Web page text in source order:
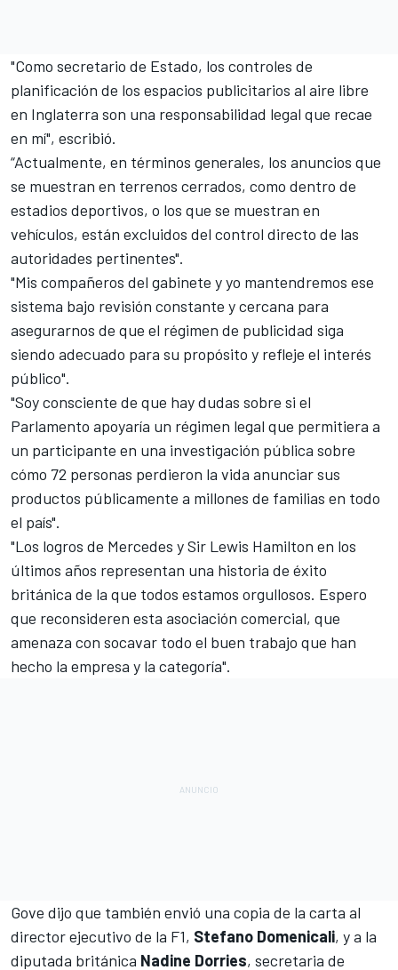
"Como secretario de Estado, los controles de
planificación de los espacios publicitarios al aire libre
en Inglaterra son una responsabilidad legal que recae
en mí", escribió.
“Actualmente, en términos generales, los anuncios que
se muestran en terrenos cerrados, como dentro de
estadios deportivos, o los que se muestran en
vehículos, están excluidos del control directo de las
autoridades pertinentes".
"Mis compañeros del gabinete y yo mantendremos ese
sistema bajo revisión constante y cercana para
asegurarnos de que el régimen de publicidad siga
siendo adecuado para su propósito y refleje el interés
público".
"Soy consciente de que hay dudas sobre si el
Parlamento apoyaría un régimen legal que permitiera a
un participante en una investigación pública sobre
cómo 72 personas perdieron la vida anunciar sus
productos públicamente a millones de familias en todo
el país".
"Los logros de Mercedes y Sir Lewis Hamilton en los
últimos años representan una historia de éxito
británica de la que todos estamos orgullosos. Espero
que reconsideren esta asociación comercial, que
amenaza con socavar todo el buen trabajo que han
hecho la empresa y la categoría".
Gove dijo que también envió una copia de la carta al
director ejecutivo de la F1, Stefano Domenicali, y a la
diputada británica Nadine Dorries, secretaria de